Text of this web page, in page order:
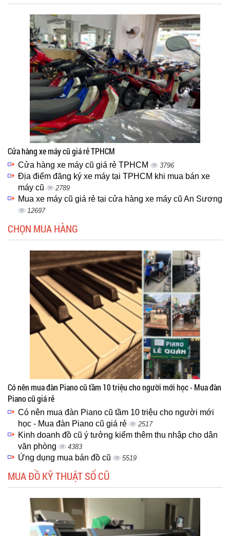
Cửa hàng xe máy cũ giá rẻ TPHCM
Cửa hàng xe máy cũ giá rẻ TPHCM 3796
Địa điểm đăng ký xe máy tại TPHCM khi mua bán xe
máy cũ
2789
Mua xe máy cũ giá rẻ tại cửa hàng xe máy cũ An Sương
12697
CHỌN MUA HÀNG
Có nên mua đàn Piano cũ tầm 10 triệu cho người mới học - Mua đàn
Piano cũ giá rẻ
Có nên mua đàn Piano cũ tầm 10 triệu cho người mới
học - Mua đàn Piano cũ giá rẻ
2517
Kinh doanh đồ cũ ý tưởng kiểm thêm thu nhập cho dân
văn phòng
4383
Ứng dụng mua bán đồ cũ 5519
MUA ĐỒ KỸ THUẬT SỐ CŨ